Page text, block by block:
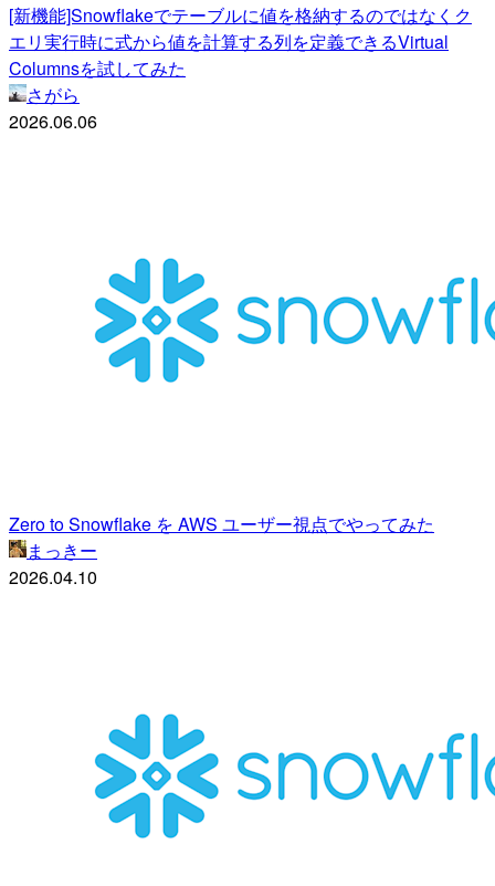
[新機能]Snowflakeでテーブルに値を格納するのではなくク
エリ実行時に式から値を計算する列を定義できるVirtual
Columnsを試してみた
さがら
2026.06.06
Zero to Snowflake を AWS ユーザー視点でやってみた
まっきー
2026.04.10